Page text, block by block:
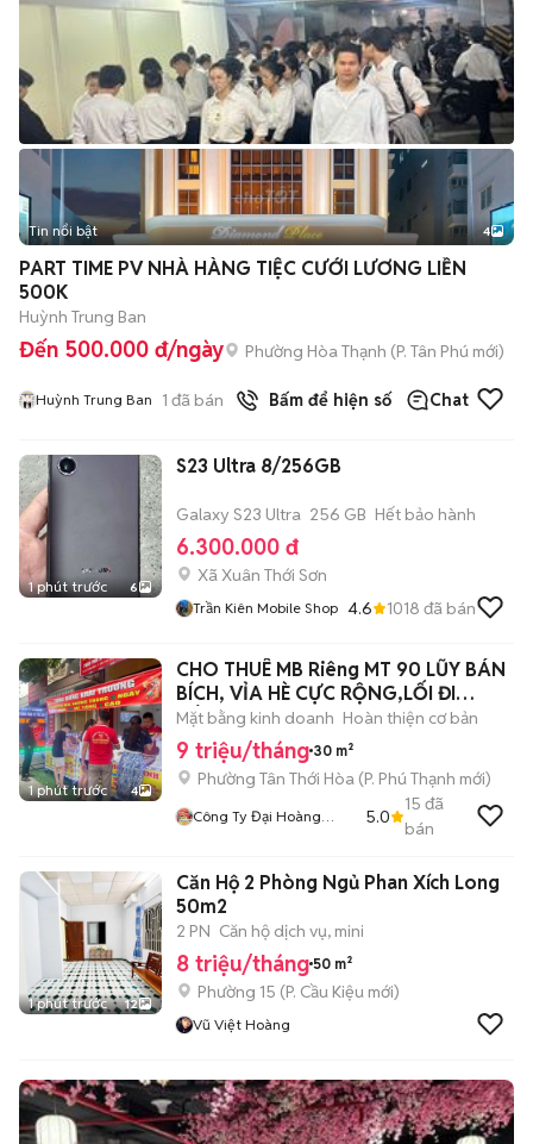
Tin nổi bật 4
PART TIME PV NHÀ HÀNG TIỆC CƯỚI LƯƠNG LIỀN
500K
Huỳnh Trung Ban
Đến 500.000 đ/ngày Phường Hòa Thạnh (P. Tân Phú mới)
Huỳnh Trung Ban 1 đã bán Bấm để hiện số Chat
1 phút trước 6
S23 Ultra 8/256GB
Galaxy S23 Ultra 256 GB Hết bảo hành
6.300.000 đ
Xã Xuân Thới Sơn
Trần Kiên Mobile Shop 4.6 1018 đã bán
1 phút trước 4
CHO THUÊ MB Riêng MT 90 LŨY BÁN
BÍCH, VỈA HÈ CỰC RỘNG,LỐI ĐI
RIÊNG
Mặt bằng kinh doanh Hoàn thiện cơ bản
9 triệu/tháng 30 m²
Phường Tân Thới Hòa (P. Phú Thạnh mới)
Công Ty Đại Hoàng
5.0
15 đã
bán
1 phút trước 12
Căn Hộ 2 Phòng Ngủ Phan Xích Long
50m2
2 PN Căn hộ dịch vụ, mini
8 triệu/tháng 50 m²
Phường 15 (P. Cầu Kiệu mới)
Vũ Việt Hoàng